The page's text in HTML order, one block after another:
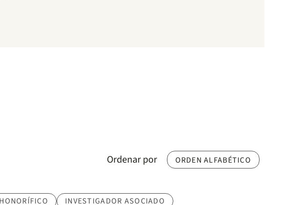
Ordenar por ORDEN ALFABÉTICO
INVESTIGADOR ASOCIADO